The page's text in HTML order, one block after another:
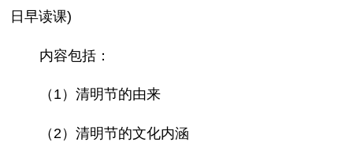
日早读课)
内容包括：
（1）清明节的由来
（2）清明节的文化内涵